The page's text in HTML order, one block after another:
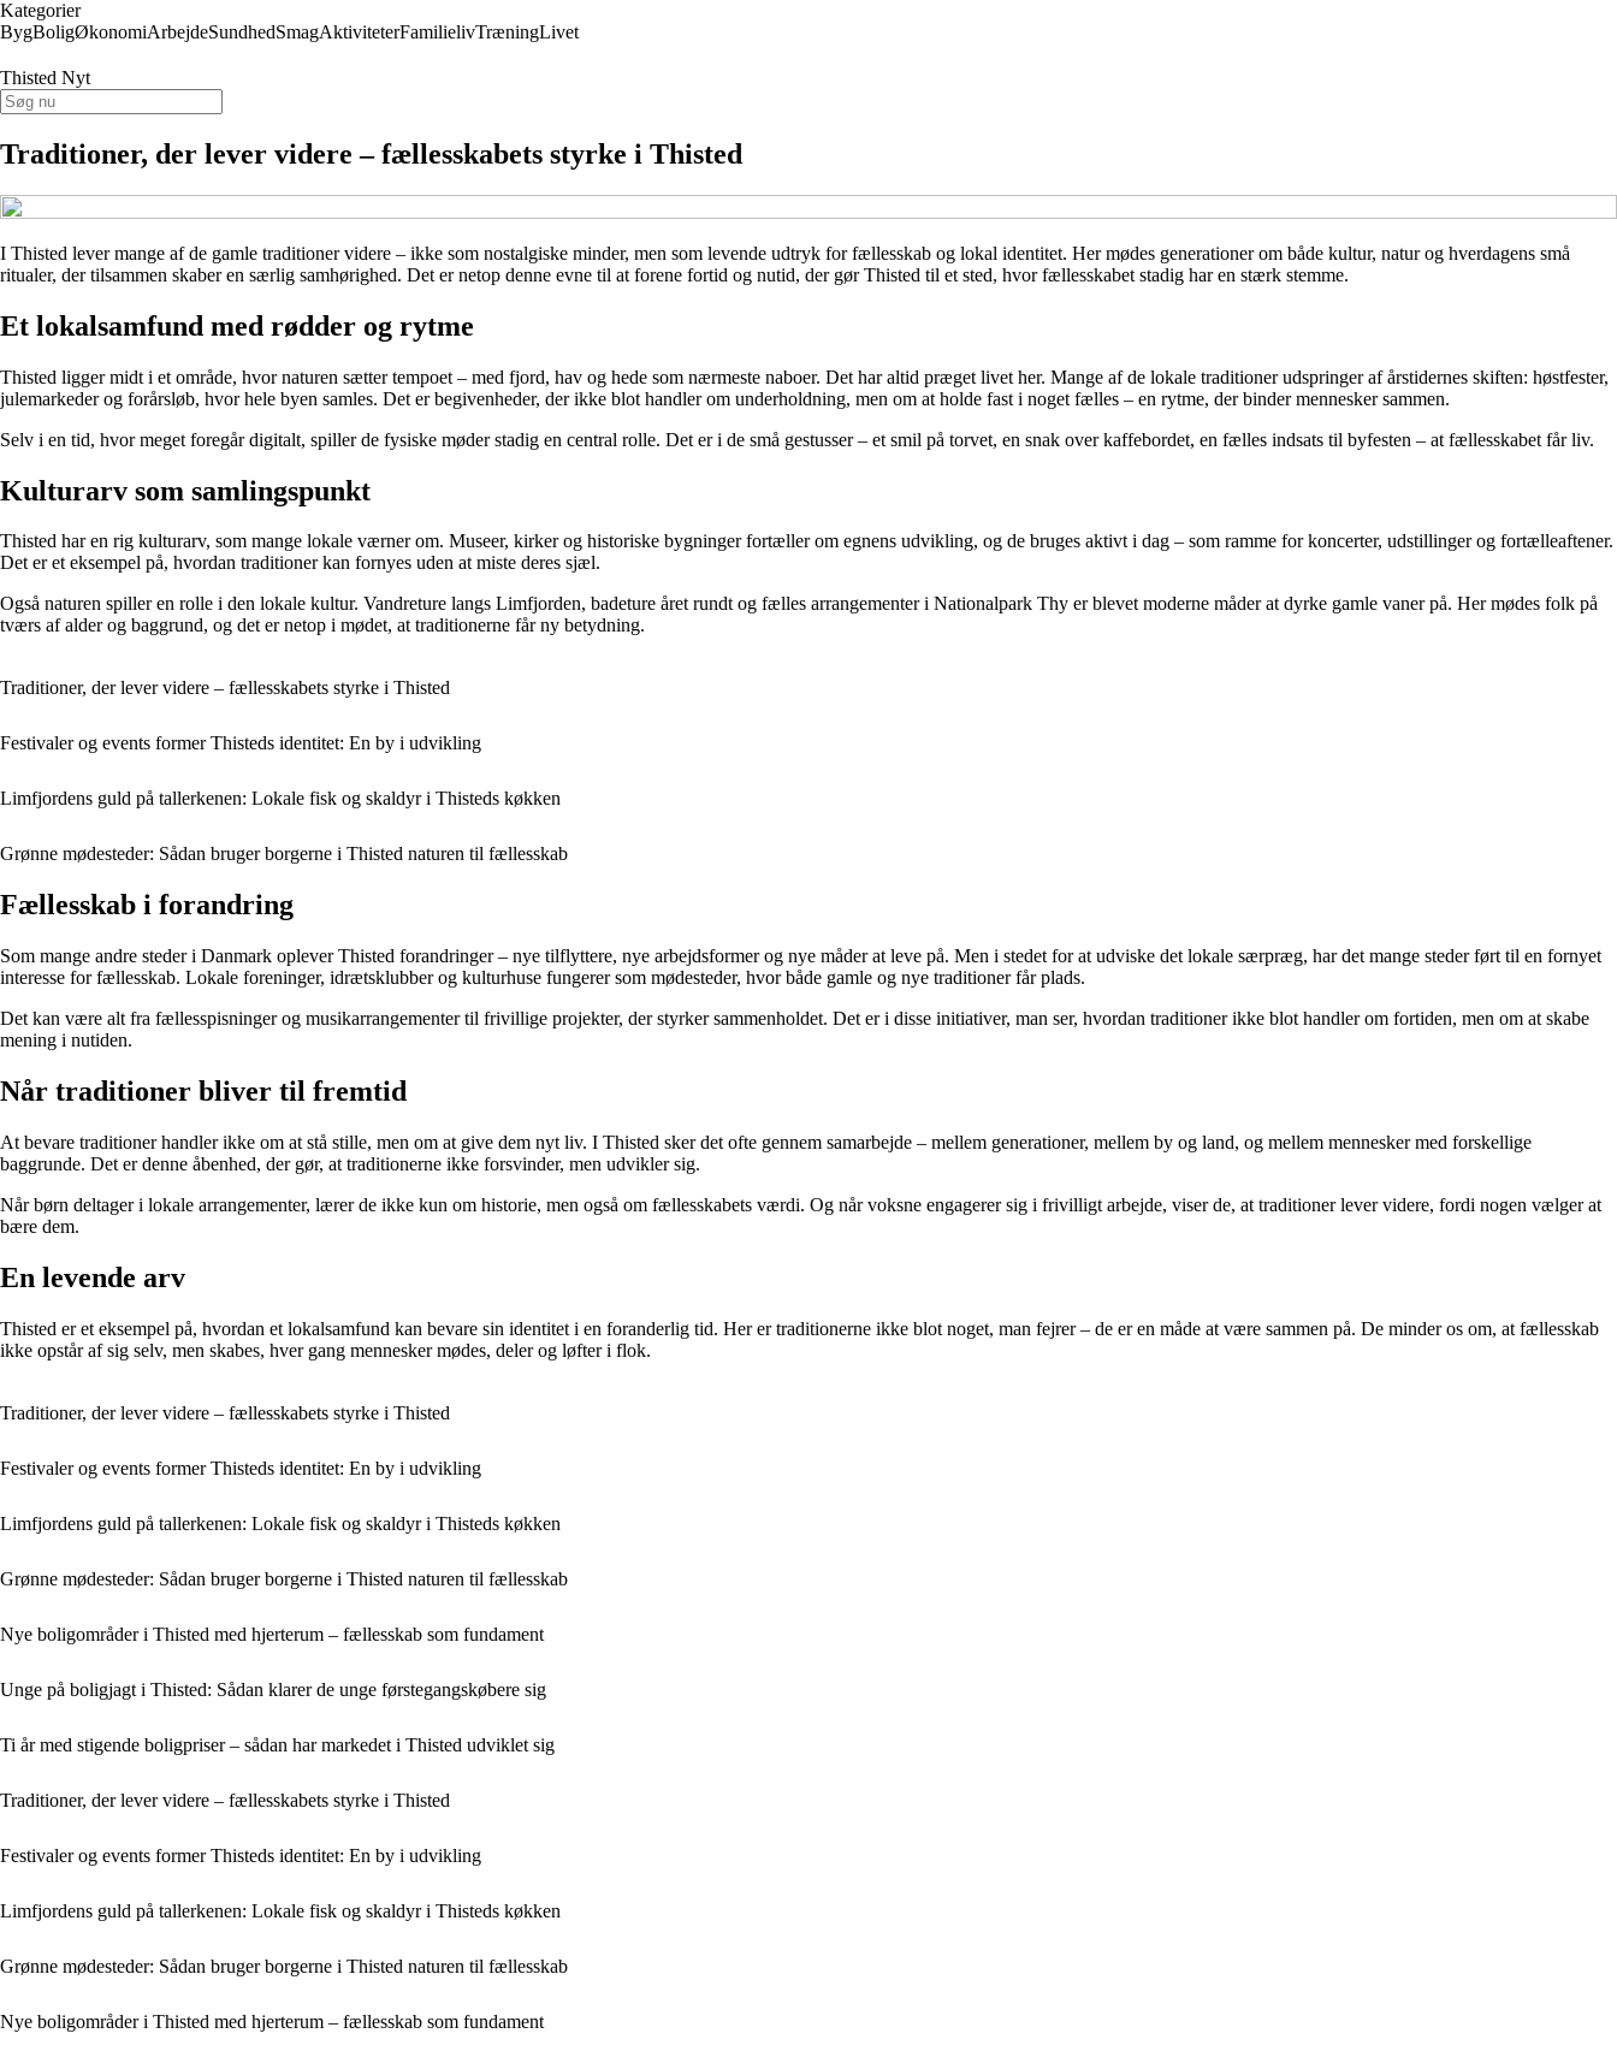
Kategorier
BygBoligØkonomiArbejdeSundhedSmagAktiviteterFamilielivTræningLivet
Thisted Nyt
Traditioner, der lever videre – fællesskabets styrke i Thisted
I Thisted lever mange af de gamle traditioner videre – ikke som nostalgiske minder, men som levende udtryk for fællesskab og lokal identitet. Her mødes generationer om både kultur, natur og hverdagens små
ritualer, der tilsammen skaber en særlig samhørighed. Det er netop denne evne til at forene fortid og nutid, der gør Thisted til et sted, hvor fællesskabet stadig har en stærk stemme.
Et lokalsamfund med rødder og rytme
Thisted ligger midt i et område, hvor naturen sætter tempoet – med fjord, hav og hede som nærmeste naboer. Det har altid præget livet her. Mange af de lokale traditioner udspringer af årstidernes skiften: høstfester,
julemarkeder og forårsløb, hvor hele byen samles. Det er begivenheder, der ikke blot handler om underholdning, men om at holde fast i noget fælles – en rytme, der binder mennesker sammen.
Selv i en tid, hvor meget foregår digitalt, spiller de fysiske møder stadig en central rolle. Det er i de små gestusser – et smil på torvet, en snak over kaffebordet, en fælles indsats til byfesten – at fællesskabet får liv.
Kulturarv som samlingspunkt
Thisted har en rig kulturarv, som mange lokale værner om. Museer, kirker og historiske bygninger fortæller om egnens udvikling, og de bruges aktivt i dag – som ramme for koncerter, udstillinger og fortælleaftener.
Det er et eksempel på, hvordan traditioner kan fornyes uden at miste deres sjæl.
Også naturen spiller en rolle i den lokale kultur. Vandreture langs Limfjorden, badeture året rundt og fælles arrangementer i Nationalpark Thy er blevet moderne måder at dyrke gamle vaner på. Her mødes folk på
tværs af alder og baggrund, og det er netop i mødet, at traditionerne får ny betydning.
Traditioner, der lever videre – fællesskabets styrke i Thisted
Festivaler og events former Thisteds identitet: En by i udvikling
Limfjordens guld på tallerkenen: Lokale fisk og skaldyr i Thisteds køkken
Grønne mødesteder: Sådan bruger borgerne i Thisted naturen til fællesskab
Fællesskab i forandring
Som mange andre steder i Danmark oplever Thisted forandringer – nye tilflyttere, nye arbejdsformer og nye måder at leve på. Men i stedet for at udviske det lokale særpræg, har det mange steder ført til en fornyet
interesse for fællesskab. Lokale foreninger, idrætsklubber og kulturhuse fungerer som mødesteder, hvor både gamle og nye traditioner får plads.
Det kan være alt fra fællesspisninger og musikarrangementer til frivillige projekter, der styrker sammenholdet. Det er i disse initiativer, man ser, hvordan traditioner ikke blot handler om fortiden, men om at skabe
mening i nutiden.
Når traditioner bliver til fremtid
At bevare traditioner handler ikke om at stå stille, men om at give dem nyt liv. I Thisted sker det ofte gennem samarbejde – mellem generationer, mellem by og land, og mellem mennesker med forskellige
baggrunde. Det er denne åbenhed, der gør, at traditionerne ikke forsvinder, men udvikler sig.
Når børn deltager i lokale arrangementer, lærer de ikke kun om historie, men også om fællesskabets værdi. Og når voksne engagerer sig i frivilligt arbejde, viser de, at traditioner lever videre, fordi nogen vælger at
bære dem.
En levende arv
Thisted er et eksempel på, hvordan et lokalsamfund kan bevare sin identitet i en foranderlig tid. Her er traditionerne ikke blot noget, man fejrer – de er en måde at være sammen på. De minder os om, at fællesskab
ikke opstår af sig selv, men skabes, hver gang mennesker mødes, deler og løfter i flok.
Traditioner, der lever videre – fællesskabets styrke i Thisted
Festivaler og events former Thisteds identitet: En by i udvikling
Limfjordens guld på tallerkenen: Lokale fisk og skaldyr i Thisteds køkken
Grønne mødesteder: Sådan bruger borgerne i Thisted naturen til fællesskab
Nye boligområder i Thisted med hjerterum – fællesskab som fundament
Unge på boligjagt i Thisted: Sådan klarer de unge førstegangskøbere sig
Ti år med stigende boligpriser – sådan har markedet i Thisted udviklet sig
Traditioner, der lever videre – fællesskabets styrke i Thisted
Festivaler og events former Thisteds identitet: En by i udvikling
Limfjordens guld på tallerkenen: Lokale fisk og skaldyr i Thisteds køkken
Grønne mødesteder: Sådan bruger borgerne i Thisted naturen til fællesskab
Nye boligområder i Thisted med hjerterum – fællesskab som fundament